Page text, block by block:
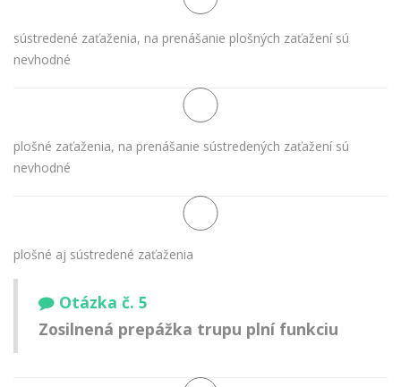
sústredené zaťaženia, na prenášanie plošných zaťažení sú
nevhodné
plošné zaťaženia, na prenášanie sústredených zaťažení sú
nevhodné
plošné aj sústredené zaťaženia
Otázka č. 5
Zosilnená prepážka trupu plní funkciu